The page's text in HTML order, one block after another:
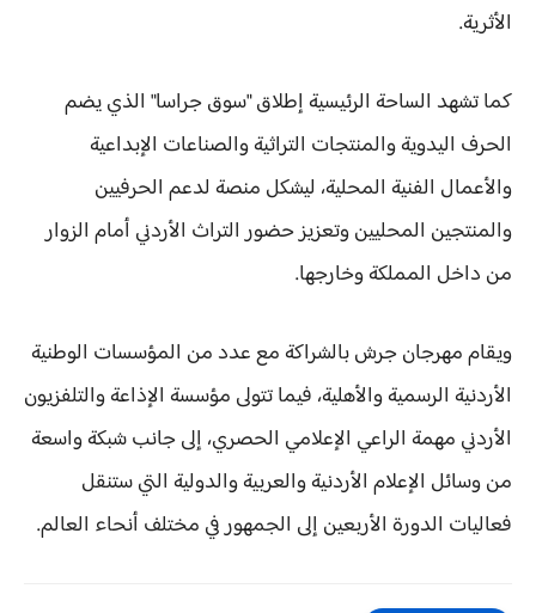
الأثرية.
كما تشهد الساحة الرئيسية إطلاق "سوق جراسا" الذي يضم
الحرف اليدوية والمنتجات التراثية والصناعات الإبداعية
والأعمال الفنية المحلية، ليشكل منصة لدعم الحرفيين
والمنتجين المحليين وتعزيز حضور التراث الأردني أمام الزوار
من داخل المملكة وخارجها.
ويقام مهرجان جرش بالشراكة مع عدد من المؤسسات الوطنية
الأردنية الرسمية والأهلية، فيما تتولى مؤسسة الإذاعة والتلفزيون
الأردني مهمة الراعي الإعلامي الحصري، إلى جانب شبكة واسعة
من وسائل الإعلام الأردنية والعربية والدولية التي ستنقل
فعاليات الدورة الأربعين إلى الجمهور في مختلف أنحاء العالم.